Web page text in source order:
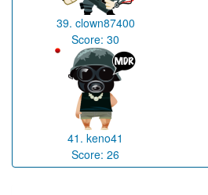
39. clown87400
Score:30
41. keno41
Score:26